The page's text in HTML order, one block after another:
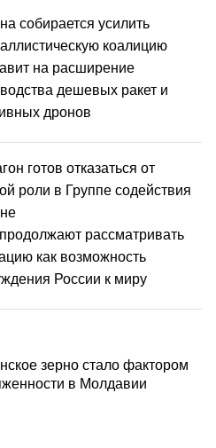
собирается усилить
коалицию
на расширение
дешевых ракет и
дронов
готов отказаться от
роли в Группе содействия
рассматривать
как возможность
России к миру
зерно стало фактором
в Молдавии